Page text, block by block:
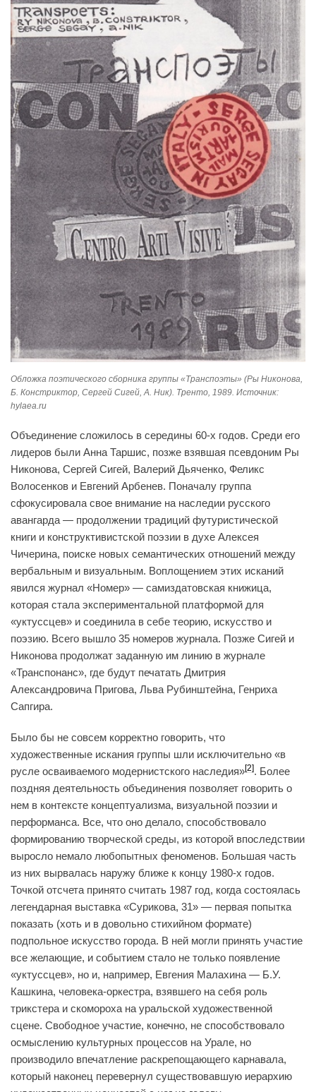
Обложка поэтического сборника группы «Транспоэты» (Ры Никонова,
Б. Констриктор, Сергей Сигей, А. Ник). Тренто, 1989. Источник:
hylaea.ru
Объединение сложилось в середины 60-х годов. Среди его
лидеров были Анна Таршис, позже взявшая псевдоним Ры
Никонова, Сергей Сигей, Валерий Дьяченко, Феликс
Волосенков и Евгений Арбенев. Поначалу группа
сфокусировала свое внимание на наследии русского
авангарда — продолжении традиций футуристической
книги и конструктивистской поэзии в духе Алексея
Чичерина, поиске новых семантических отношений между
вербальным и визуальным. Воплощением этих исканий
явился журнал «Номер» — самиздатовская книжица,
которая стала экспериментальной платформой для
«уктуссцев» и соединила в себе теорию, искусство и
поэзию. Всего вышло 35 номеров журнала. Позже Сигей и
Никонова продолжат заданную им линию в журнале
«Транспонанс», где будут печатать Дмитрия
Александровича Пригова, Льва Рубинштейна, Генриха
Сапгира.
Было бы не совсем корректно говорить, что
художественные искания группы шли исключительно «‎в
русле осваиваемого модернистского наследия»‎ [2] . Более
поздняя деятельность объединения позволяет говорить о
нем в контексте концептуализма, визуальной поэзии и
перформанса. Все, что оно делало, способствовало
формированию творческой среды, из которой впоследствии
выросло немало любопытных феноменов. Большая часть
из них вырвалась наружу ближе к концу 1980-х годов.
Точкой отсчета принято считать 1987 год, когда состоялась
легендарная выставка «Сурикова, 31» — первая попытка
показать (хоть и в довольно стихийном формате)
подпольное искусство города. В ней могли принять участие
все желающие, и событием стало не только появление
«уктуссцев», но и, например, Евгения Малахина — Б.У.
Кашкина, человека-оркестра, взявшего на себя роль
трикстера и скомороха на уральской художественной
сцене. Свободное участие, конечно, не способствовало
осмыслению культурных процессов на Урале, но
производило впечатление раскрепощающего карнавала,
который наконец перевернул существовавшую иерархию